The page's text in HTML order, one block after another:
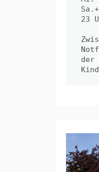
23
der